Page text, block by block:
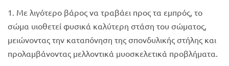
1. Με λιγότερο βάρος να τραβάει προς τα εμπρός, το
σώμα υιοθετεί φυσικά καλύτερη στάση του σώματος,
μειώνοντας την καταπόνηση της σπονδυλικής στήλης και
προλαμβάνοντας μελλοντικά μυοσκελετικά προβλήματα.